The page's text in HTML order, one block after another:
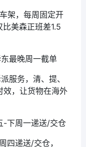
架，每周固定开
美森正班差1.5
最晚周一截单
服务，清、提、
效，让货物在海外
-下周一递送/交仓
四递送/交仓，